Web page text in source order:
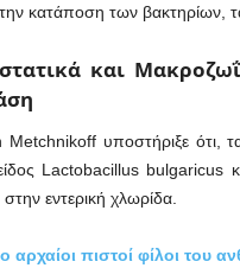
κατάποση των βακτηρίων,
και
υποστήριξε ότι,
Lactobacillus
εντερική χλωρίδα.
αρχαίοι πιστοί φίλοι του